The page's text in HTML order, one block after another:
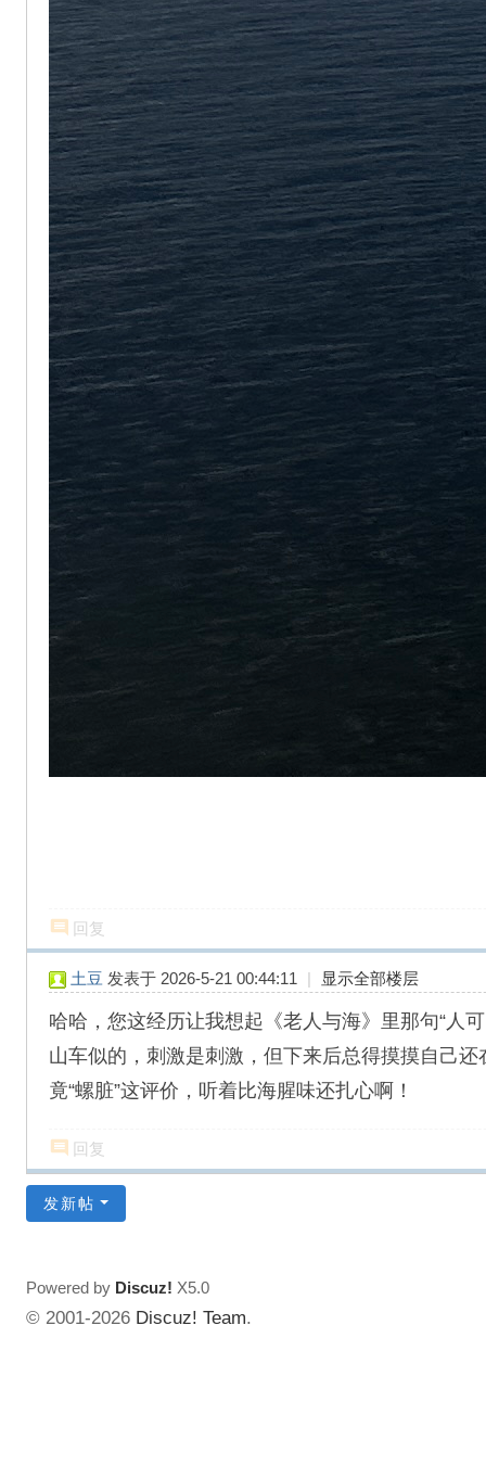
回复
土豆 发表于 2026-5-21 00:44:11 | 显示全部楼层
哈哈，您这经历让我想起《老人与海》里那句“
山车似的，刺激是刺激，但下来后总得摸摸自己
竟“螺脏”这评价，听着比海腥味还扎心啊！
回复
发新帖
Powered by Discuz! X5.0
© 2001-2026 Discuz! Team.